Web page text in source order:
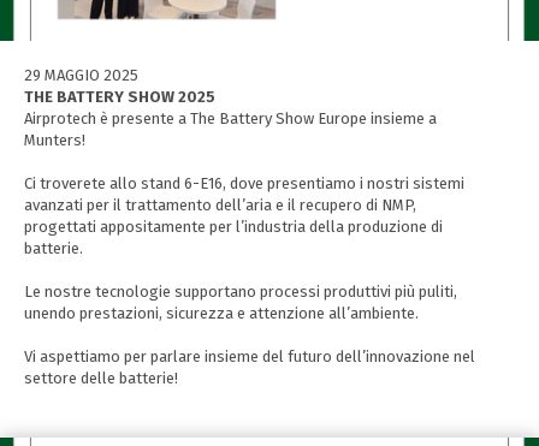
29 MAGGIO 2025
THE BATTERY SHOW 2025
Airprotech è presente a The Battery Show Europe insieme a
Munters!
Ci troverete allo stand 6-E16, dove presentiamo i nostri sistemi
avanzati per il trattamento dell’aria e il recupero di NMP,
progettati appositamente per l’industria della produzione di
batterie.
Le nostre tecnologie supportano processi produttivi più puliti,
unendo prestazioni, sicurezza e attenzione all’ambiente.
Vi aspettiamo per parlare insieme del futuro dell’innovazione nel
settore delle batterie!